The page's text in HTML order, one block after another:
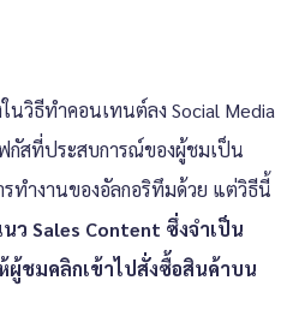
วิธีทำคอนเทนต์ลง Social Media
กัสที่ประสบการณ์ของผู้ชมเป็น
รทำงานของอัลกอริทึมด้วย แต่วิธีนี้
ว Sales Content ซึ่งจำเป็น
ผู้ชมคลิกเข้าไปสั่งซื้อสินค้าบน